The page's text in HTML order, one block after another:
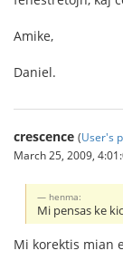
Amike,
Daniel.
crescence (User's
March 25, 2009,
henma:
Mi pensas ke
Mi korektis mian